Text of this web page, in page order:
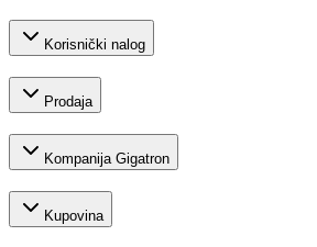
Korisnički nalog
Prodaja
Kompanija Gigatron
Kupovina